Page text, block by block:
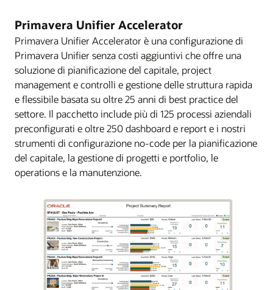
Primavera Unifier Accelerator
Primavera Unifier Accelerator è una configurazione di
Primavera Unifier senza costi aggiuntivi che offre una
soluzione di pianificazione del capitale, project
management e controlli e gestione delle struttura rapida
e flessibile basata su oltre 25 anni di best practice del
settore. Il pacchetto include più di 125 processi aziendali
preconfigurati e oltre 250 dashboard e report e i nostri
strumenti di configurazione no-code per la pianificazione
del capitale, la gestione di progetti e portfolio, le
operations e la manutenzione.